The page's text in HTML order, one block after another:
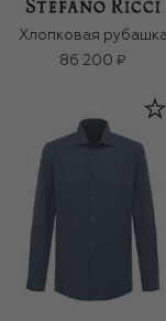
Хлопковая
86 200 ₽